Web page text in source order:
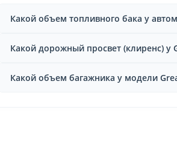
Какой объем топливного бака у
Какой дорожный просвет (клиренс) у
Какой объем багажника у модели